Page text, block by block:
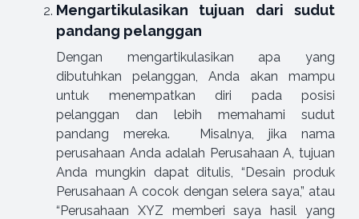
Mengartikulasikan tujuan dari sudut
pandang pelanggan
Dengan mengartikulasikan apa yang
dibutuhkan pelanggan, Anda akan mampu
untuk menempatkan diri pada posisi
pelanggan dan lebih memahami sudut
pandang mereka. Misalnya, jika nama
perusahaan Anda adalah Perusahaan A, tujuan
Anda mungkin dapat ditulis, “Desain produk
Perusahaan A cocok dengan selera saya,” atau
“Perusahaan XYZ memberi saya hasil yang